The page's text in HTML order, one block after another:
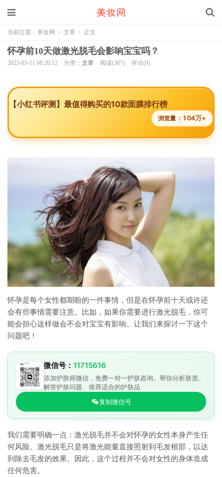
当前位置： 美妆网 > 文章 > 正文
怀孕前10天做激光脱毛会影响宝宝吗？
2023-05-11 06:20:12 分类： 文章 阅读(387) 评论(0)
【小红书评测】最值得购买的10款面膜排行榜
浏览量： 104万+
怀孕是每个女性都期盼的一件事情，但是在怀孕前十天或许还
会有些事情需要注意。比如，如果你需要进行激光脱毛，你可
能会担心这样做会不会对宝宝有影响。让我们来探讨一下这个
问题吧！
微信号： 11715616
添加护肤师微信，免费一对一护肤咨询。帮你分析肤质、
解答护肤问题、推荐适合的护肤品
复制微信号
我们需要明确一点：激光脱毛并不会对怀孕的女性本身产生任
何风险。激光脱毛只是将激光能量直接照射到毛发根部，以达
到除去毛发的效果。因此，这个过程并不会对女性的身体造成
任何危害。